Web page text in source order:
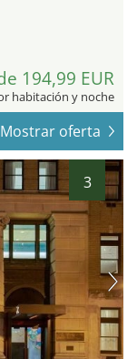
194,99 EUR
habitación y noche
Mostrar oferta
3